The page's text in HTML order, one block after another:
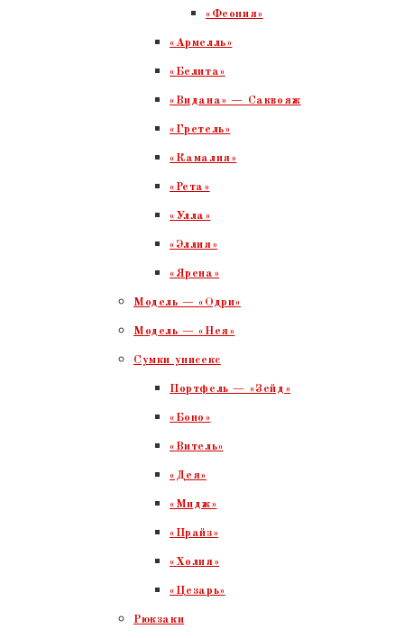
«Феония»
«Армелль»
«Белита»
«Видана» — Саквояж
«Гретель»
«Камалия»
«Рета»
«Улла»
«Эллия»
«Ярена»
Модель — «Одри»
Модель — «Нея»
Сумки унисекс
Портфель — «Зейд»
«Боно»
«Витель»
«Дея»
«Мидж»
«Прайз»
«Холия»
«Цезарь»
Рюкзаки